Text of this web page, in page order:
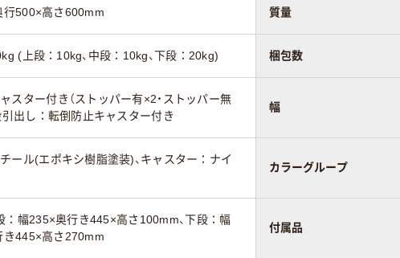
行500×高さ600mm 質量
(上段：10kg、中段：10kg、下段：20kg) 梱包数
スター付き（ストッパー有×2・ストッパー無
引出し：転倒防止キャスター付き
幅
ール(エポキシ樹脂塗装)、キャスター：ナイ
カラーグループ
段：幅235×奥行き445×高さ100mm、下段：幅
き445×高さ270mm
付属品